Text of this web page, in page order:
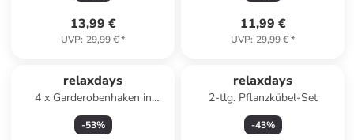
13,99 €
UVP: 29,99 €*
11,99 €
UVP: 29,99 €*
relaxdays
4 x Garderobenhaken in
Natur/ Schwarz - (B)5 x (H)7 x
(T)5 cm
-53%
relaxdays
2-tlg. Pflanzkübel-Set
-43%